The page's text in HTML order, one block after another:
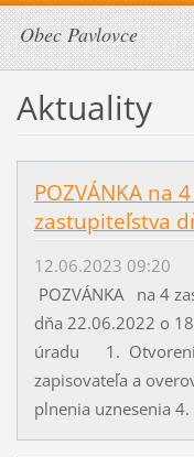
Obec Pavlovce
Aktuality
POZVÁNKA na
zastupiteľstva
12.06.2023 09:20
POZVÁNKA na 4
dňa 22.06.2022 o
úradu 1.
zapisovateľa a
plnenia uznesenia 4.